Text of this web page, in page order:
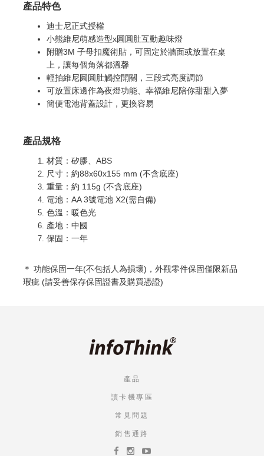
產品特色
迪士尼正式授權
小熊維尼萌感造型x圓圓肚互動趣味燈
附贈3M 子母扣魔術貼，可固定於牆面或放置在桌
上，讓每個角落都溫馨
輕拍維尼圓圓肚觸控開關，三段式亮度調節
可放置床邊作為夜燈功能、幸福維尼陪你甜甜入夢
簡便電池背蓋設計，更換容易
產品規格
材質：矽膠、ABS
尺寸：約88x60x155 mm (不含底座)
重量：約 115g (不含底座)
電池：AA 3號電池 X2(需自備)
色溫：暖色光
產地：中國
保固：一年
＊ 功能保固一年(不包括人為損壞)，外觀零件保固僅限新品
瑕疵 (請妥善保存保固證書及購買憑證)
產品
讀卡機專區
常見問題
銷售通路